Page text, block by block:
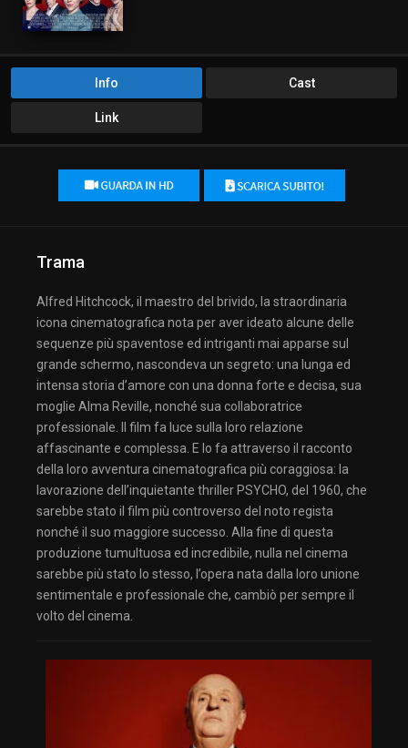
Info Cast
Link
Trama
Alfred Hitchcock, il maestro del brivido, la straordinaria
icona cinematografica nota per aver ideato alcune delle
sequenze più spaventose ed intriganti mai apparse sul
grande schermo, nascondeva un segreto: una lunga ed
intensa storia d’amore con una donna forte e decisa, sua
moglie Alma Reville, nonché sua collaboratrice
professionale. Il film fa luce sulla loro relazione
affascinante e complessa. E lo fa attraverso il racconto
della loro avventura cinematografica più coraggiosa: la
lavorazione dell’inquietante thriller PSYCHO, del 1960, che
sarebbe stato il film più controverso del noto regista
nonché il suo maggiore successo. Alla fine di questa
produzione tumultuosa ed incredibile, nulla nel cinema
sarebbe più stato lo stesso, l’opera nata dalla loro unione
sentimentale e professionale che, cambiò per sempre il
volto del cinema.